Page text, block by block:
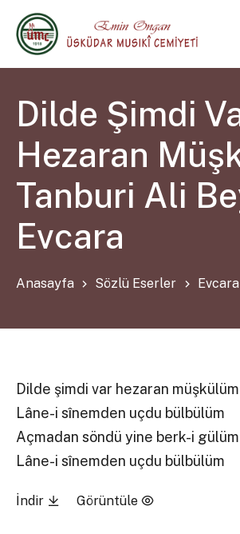
Dilde Şimdi
Hezaran
Tanburi Ali
Evcara
Anasayfa Sözlü Eserler Evcara
Dilde şimdi var hezaran müşkülüm
Lâne-i sînemden uçdu bülbülüm
Açmadan söndü yine berk-i gülüm
Lâne-i sînemden uçdu bülbülüm
İndir Görüntüle